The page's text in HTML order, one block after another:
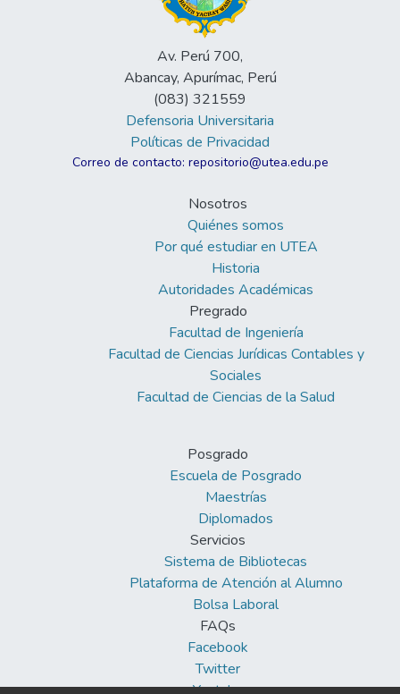
Av. Perú 700,
Abancay, Apurímac, Perú
(083) 321559
Defensoria Universitaria
Políticas de Privacidad
Correo de contacto: repositorio@utea.edu.pe
Nosotros
Quiénes somos
Por qué estudiar en UTEA
Historia
Autoridades Académicas
Pregrado
Facultad de Ingeniería
Facultad de Ciencias Jurídicas Contables y
Sociales
Facultad de Ciencias de la Salud
Posgrado
Escuela de Posgrado
Maestrías
Diplomados
Servicios
Sistema de Bibliotecas
Plataforma de Atención al Alumno
Bolsa Laboral
FAQs
Facebook
Twitter